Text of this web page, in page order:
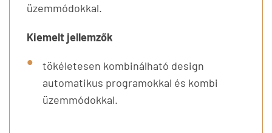
üzemmódokkal.
Kiemelt jellemzők
tökéletesen kombinálható design
automatikus programokkal és kombi
üzemmódokkal.